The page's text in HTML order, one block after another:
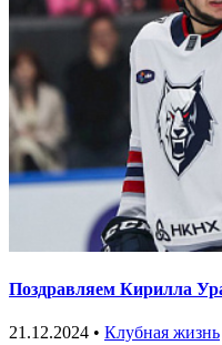
Поздравляем Кирилла
21.12.2024 • Клубная жизнь